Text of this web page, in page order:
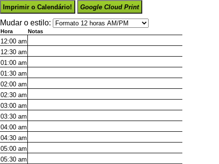
Imprimir o Calendário! Google Cloud Print
Mudar o estilo:
Hora Notas
12:00 am
12:30 am
01:00 am
01:30 am
02:00 am
02:30 am
03:00 am
03:30 am
04:00 am
04:30 am
05:00 am
05:30 am